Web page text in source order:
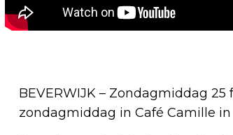
BEVERWIJK – Zondagmiddag
zondagmiddag in Café Camille